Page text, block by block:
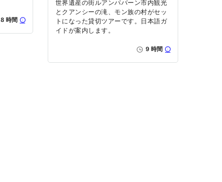
8 時間
世界遺産の街ルアンパバーン市内観光
とクアンシーの滝、モン族の村がセッ
トになった貸切ツアーです。日本語ガ
イドが案内します。
9 時間